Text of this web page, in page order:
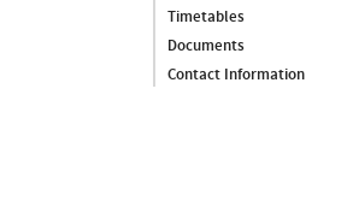
Timetables
Documents
Contact Information